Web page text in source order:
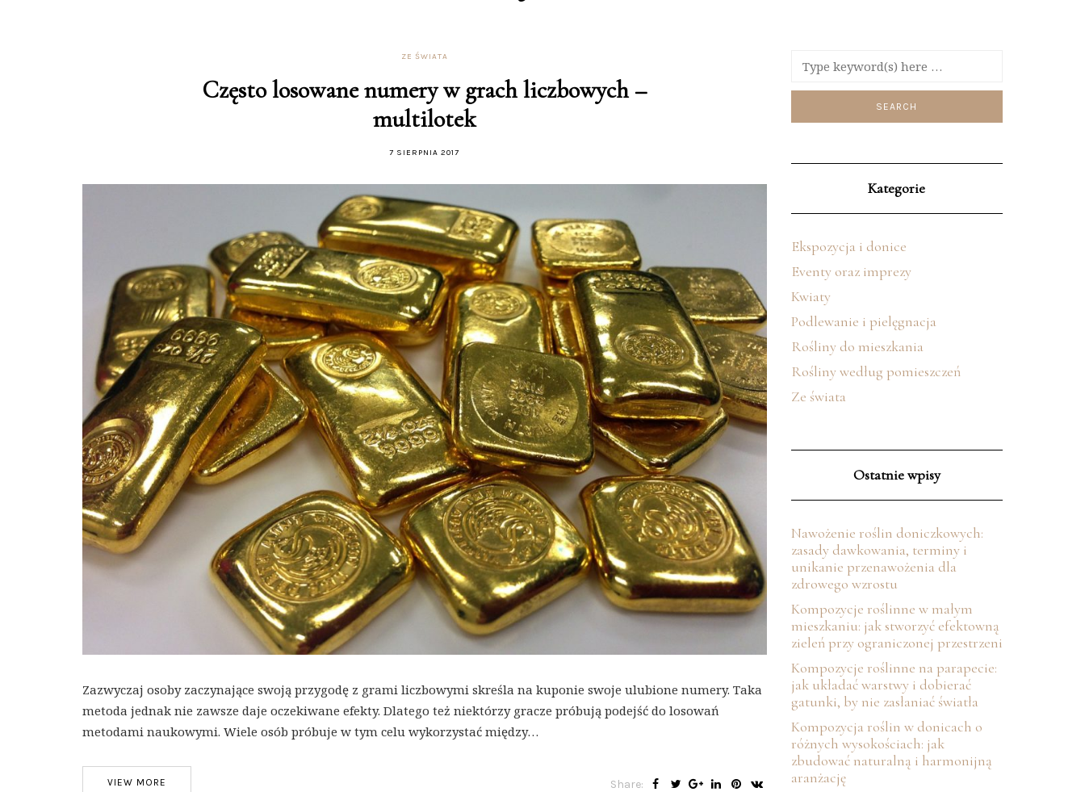
ZE ŚWIATA
Często losowane numery w grach liczbowych –
multilotek
7 SIERPNIA 2017
Zazwyczaj osoby zaczynające swoją przygodę z grami liczbowymi skreśla na kuponie swoje ulubione numery. Taka
metoda jednak nie zawsze daje oczekiwane efekty. Dlatego też niektórzy gracze próbują podejść do losowań
metodami naukowymi. Wiele osób próbuje w tym celu wykorzystać między…
VIEW MORE Share:
Kategorie
Ekspozycja i donice
Eventy oraz imprezy
Kwiaty
Podlewanie i pielęgnacja
Rośliny do mieszkania
Rośliny według pomieszczeń
Ze świata
Ostatnie wpisy
Nawożenie roślin doniczkowych:
zasady dawkowania, terminy i
unikanie przenawożenia dla
zdrowego wzrostu
Kompozycje roślinne w małym
mieszkaniu: jak stworzyć efektowną
zieleń przy ograniczonej przestrzeni
Kompozycje roślinne na parapecie:
jak układać warstwy i dobierać
gatunki, by nie zasłaniać światła
Kompozycja roślin w donicach o
różnych wysokościach: jak
zbudować naturalną i harmonijną
aranżację